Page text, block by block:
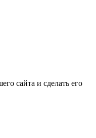
сайта и сделать его